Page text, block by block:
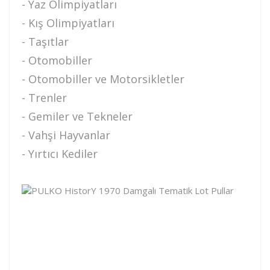
- Yaz Olimpiyatları
- Kış Olimpiyatları
- Taşıtlar
- Otomobiller
- Otomobiller ve Motorsikletler
- Trenler
- Gemiler ve Tekneler
- Vahşi Hayvanlar
- Yırtıcı Kediler